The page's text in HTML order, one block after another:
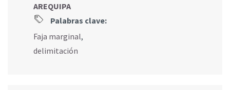
AREQUIPA
Palabras clave:
Faja marginal,
delimitación